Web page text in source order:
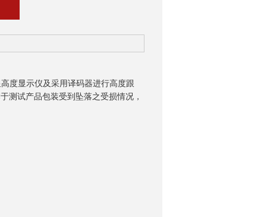
度显示仪及采用译码器进行高度跟
测试产品包装受到坠落之受损情况，